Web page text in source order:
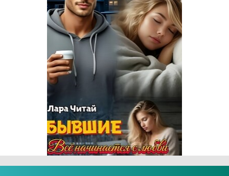
Реклама 16+ АО «ЛитГород»